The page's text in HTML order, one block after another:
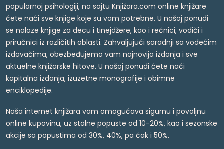
popularnoj psihologiji, na sajtu Knjižara.com online knjižare
ćete naći sve knjige koje su vam potrebne. U našoj ponudi
se nalaze knjige za decu i tinejdžere, kao i rečnici, vodiči i
priručnici iz različitih oblasti. Zahvaljujući saradnji sa vodećim
izdavačima, obezbeđujemo vam najnovija izdanja i sve
aktuelne knjižarske hitove. U našoj ponudi ćete naći
kapitalna izdanja, izuzetne monografije i obimne
enciklopedije.
Naša internet knjižara vam omogućava sigurnu i povoljnu
online kupovinu, uz stalne popuste od 10-20%, kao i sezonske
akcije sa popustima od 30%, 40%, pa čak i 50%.